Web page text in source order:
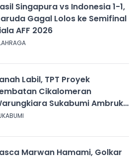
Singapura vs Indonesia 1-1,
Gagal Lolos ke Semifinal
AFF 2026
Labil, TPT Proyek
Cikalomeran
Sukabumi Ambruk
Pengurugan
Marwan Hamami, Golkar